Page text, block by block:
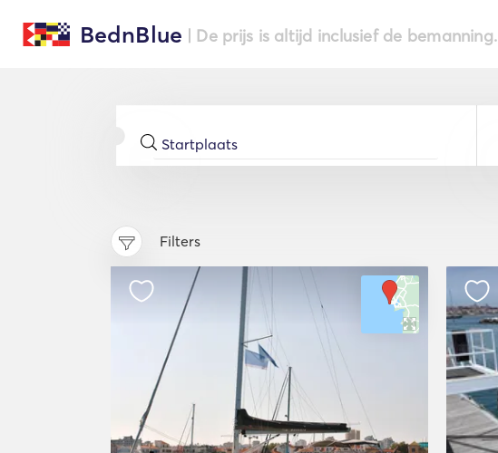
BednBlue | De prijs is altijd inclusief de bemanning.
Filters